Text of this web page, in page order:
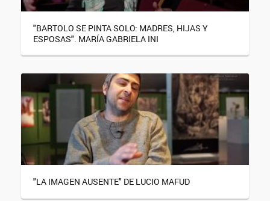
"BARTOLO SE PINTA SOLO: MADRES, HIJAS Y
ESPOSAS". MARÍA GABRIELA INI
"LA IMAGEN AUSENTE" DE LUCIO MAFUD